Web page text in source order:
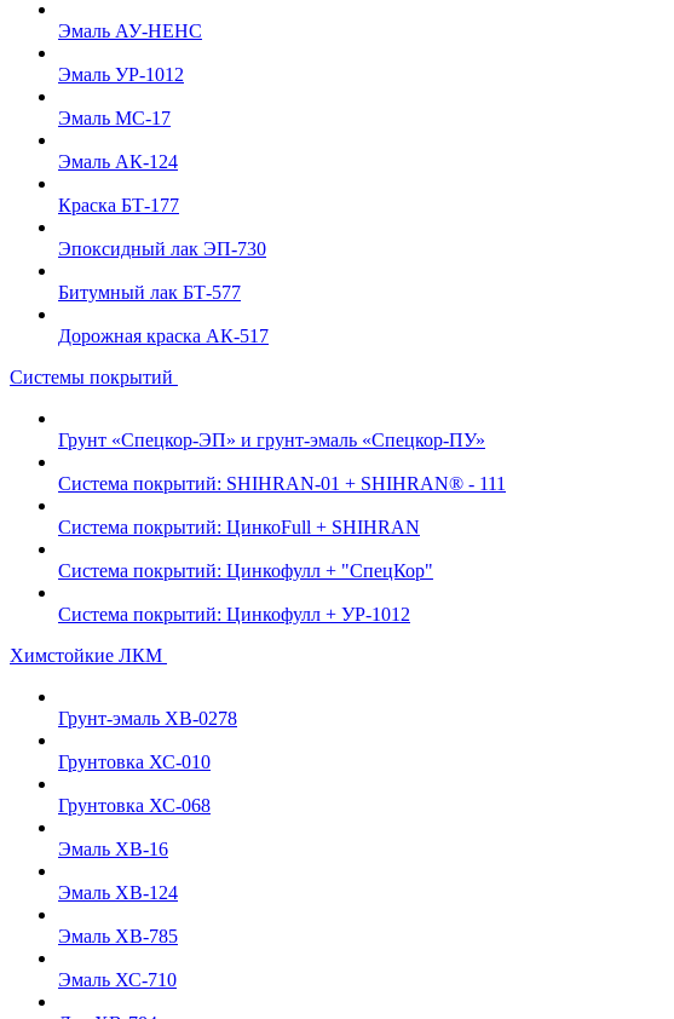
Эмаль АУ-НЕНС
Эмаль УР-1012
Эмаль МС-17
Эмаль АК-124
Краска БТ-177
Эпоксидный лак ЭП-730
Битумный лак БТ-577
Дорожная краска АК-517
Системы покрытий
Грунт «Спецкор-ЭП» и грунт-эмаль «Спецкор-ПУ»
Система покрытий: SHIHRAN-01 + SHIHRAN® - 111
Система покрытий: ЦинкоFull + SHIHRAN
Система покрытий: Цинкофулл + "СпецКор"
Система покрытий: Цинкофулл + УР-1012
Химстойкие ЛКМ
Грунт-эмаль ХВ-0278
Грунтовка ХС-010
Грунтовка ХС-068
Эмаль ХВ-16
Эмаль ХВ-124
Эмаль ХВ-785
Эмаль ХС-710